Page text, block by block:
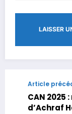
Article
CAN 2025
d’Achraf